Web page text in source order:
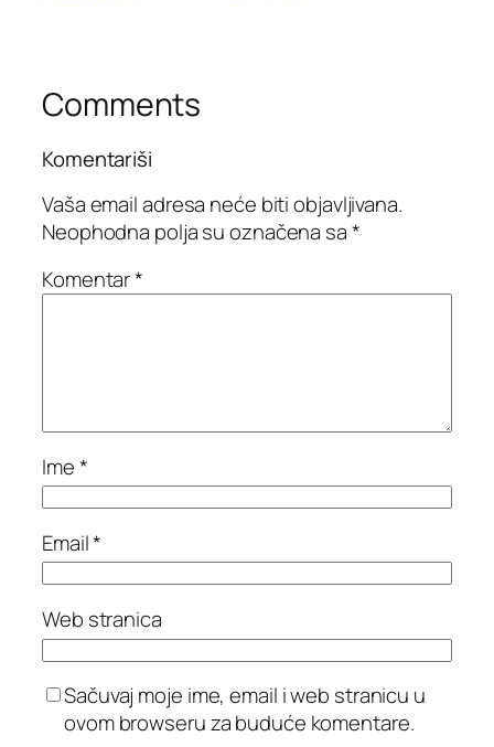
Comments
Komentariši
Vaša email adresa neće biti objavljivana.
Neophodna polja su označena sa*
Komentar*
Ime*
Email*
Web stranica
Sačuvaj moje ime, email i web stranicu u
ovom browseru za buduće komentare.